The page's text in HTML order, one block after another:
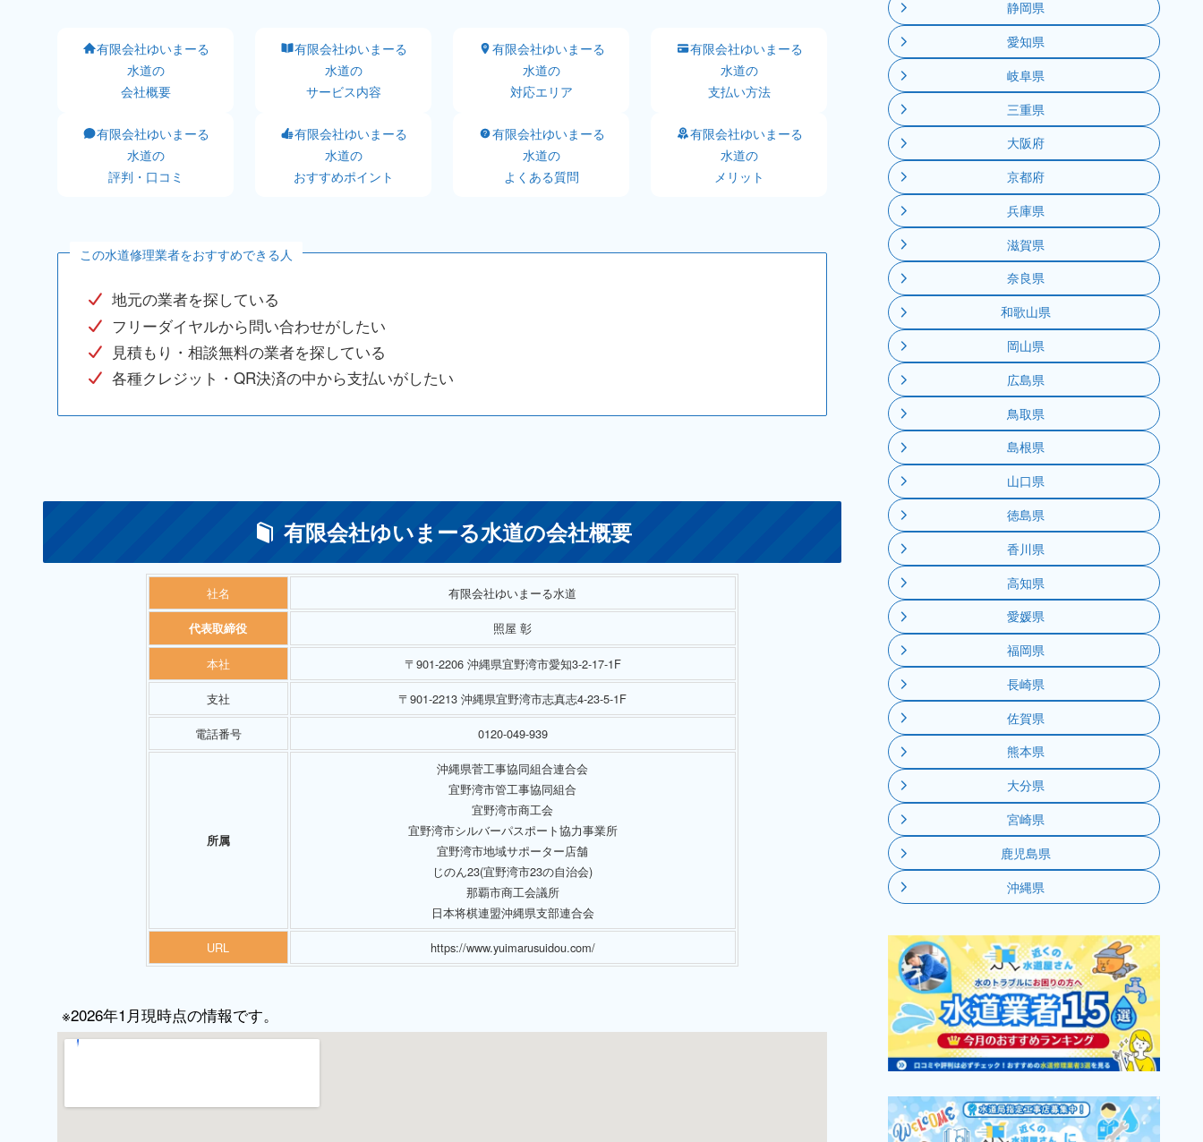
有限会社ゆいまーる
水道の
会社概要
有限会社ゆいまーる
水道の
サービス内容
有限会社ゆいまーる
水道の
対応エリア
有限会社ゆいまーる
水道の
支払い方法
有限会社ゆいまーる
水道の
評判・口コミ
有限会社ゆいまーる
水道の
おすすめポイント
有限会社ゆいまーる
水道の
よくある質問
有限会社ゆいまーる
水道の
メリット
この水道修理業者をおすすめできる人
地元の業者を探している
フリーダイヤルから問い合わせがしたい
見積もり・相談無料の業者を探している
各種クレジット・QR決済の中から支払いがしたい
有限会社ゆいまーる水道の会社概要
社名 有限会社ゆいまーる水道
代表取締役 照屋 彰
本社 〒901-2206 沖縄県宜野湾市愛知3-2-17-1F
支社 〒901-2213 沖縄県宜野湾市志真志4-23-5-1F
電話番号 0120-049-939
所属
沖縄県菅工事協同組合連合会
宜野湾市管工事協同組合
宜野湾市商工会
宜野湾市シルバーパスポート協力事業所
宜野湾市地域サポーター店舗
じのん23(宜野湾市23の自治会)
那覇市商工会議所
日本将棋連盟沖縄県支部連合会
URL https://www.yuimarusuidou.com/
※2026年1月現時点の情報です。
静岡県
愛知県
岐阜県
三重県
大阪府
京都府
兵庫県
滋賀県
奈良県
和歌山県
岡山県
広島県
鳥取県
島根県
山口県
徳島県
香川県
高知県
愛媛県
福岡県
長崎県
佐賀県
熊本県
大分県
宮崎県
鹿児島県
沖縄県